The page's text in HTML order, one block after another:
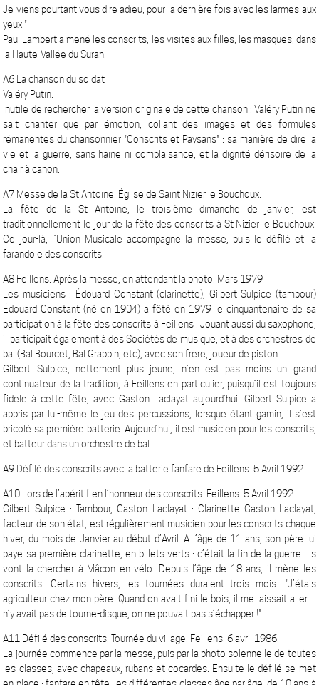
Je viens pourtant vous dire adieu, pour la dernière fois avec les larmes aux
yeux."
Paul Lambert a mené les conscrits, les visites aux filles, les masques, dans
la Haute-Vallée du Suran.
A6 La chanson du soldat
Valéry Putin.
Inutile de rechercher la version originale de cette chanson : Valéry Putin ne
sait chanter que par émotion, collant des images et des formules
rémanentes du chansonnier "Conscrits et Paysans" : sa manière de dire la
vie et la guerre, sans haine ni complaisance, et la dignité dérisoire de la
chair à canon.
A7 Messe de la St Antoine. Église de Saint Nizier le Bouchoux.
La fête de la St Antoine, le troisième dimanche de janvier, est
traditionnellement le jour de la fête des conscrits à St Nizier le Bouchoux.
Ce jour-là, l’Union Musicale accompagne la messe, puis le défilé et la
farandole des conscrits.
A8 Feillens. Après la messe, en attendant la photo. Mars 1979
Les musiciens : Édouard Constant (clarinette), Gilbert Sulpice (tambour)
Édouard Constant (né en 1904) a fêté en 1979 le cinquantenaire de sa
participation à la fête des conscrits à Feillens ! Jouant aussi du saxophone,
il participait également à des Sociétés de musique, et à des orchestres de
bal (Bal Bourcet, Bal Grappin, etc), avec son frère, joueur de piston.
Gilbert Sulpice, nettement plus jeune, n’en est pas moins un grand
continuateur de la tradition, à Feillens en particulier, puisqu’il est toujours
fidèle à cette fête, avec Gaston Laclayat aujourd’hui. Gilbert Sulpice a
appris par lui-même le jeu des percussions, lorsque étant gamin, il s’est
bricolé sa première batterie. Aujourd’hui, il est musicien pour les conscrits,
et batteur dans un orchestre de bal.
A9 Défilé des conscrits avec la batterie fanfare de Feillens. 5 Avril 1992.
A10 Lors de l’apéritif en l’honneur des conscrits. Feillens. 5 Avril 1992.
Gilbert Sulpice : Tambour, Gaston Laclayat : Clarinette Gaston Laclayat,
facteur de son état, est régulièrement musicien pour les conscrits chaque
hiver, du mois de Janvier au début d’Avril. A l’âge de 11 ans, son père lui
paye sa première clarinette, en billets verts : c’était la fin de la guerre. Ils
vont la chercher à Mâcon en vélo. Depuis l’âge de 18 ans, il mène les
conscrits. Certains hivers, les tournées duraient trois mois. "J’étais
agriculteur chez mon père. Quand on avait fini le bois, il me laissait aller. Il
n’y avait pas de tourne-disque, on ne pouvait pas s’échapper !"
A11 Défilé des conscrits. Tournée du village. Feillens. 6 avril 1986.
La journée commence par la messe, puis par la photo solennelle de toutes
les classes, avec chapeaux, rubans et cocardes. Ensuite le défilé se met